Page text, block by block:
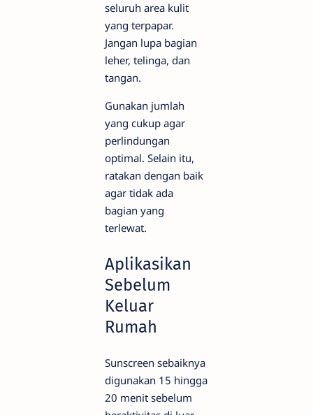
seluruh area kulit
yang terpapar.
Jangan lupa bagian
leher, telinga, dan
tangan.
Gunakan jumlah
yang cukup agar
perlindungan
optimal. Selain itu,
ratakan dengan baik
agar tidak ada
bagian yang
terlewat.
Aplikasikan
Sebelum
Keluar
Rumah
Sunscreen sebaiknya
digunakan 15 hingga
20 menit sebelum